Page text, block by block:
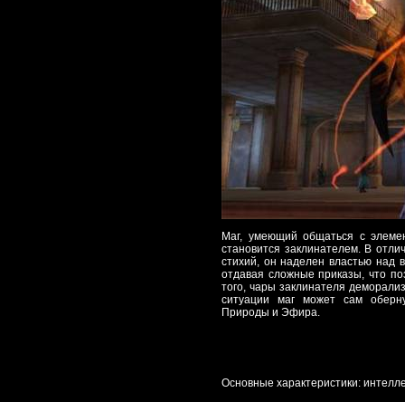
Маг, умеющий общаться с
становится заклинателем. В
стихий, он наделен властью над
отдавая сложные приказы, что
того, чары заклинателя
ситуации маг может сам
Природы и Эфира.
Основные характеристики: